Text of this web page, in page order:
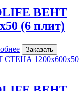
ВЕНТ
(6 плит)
Заказать